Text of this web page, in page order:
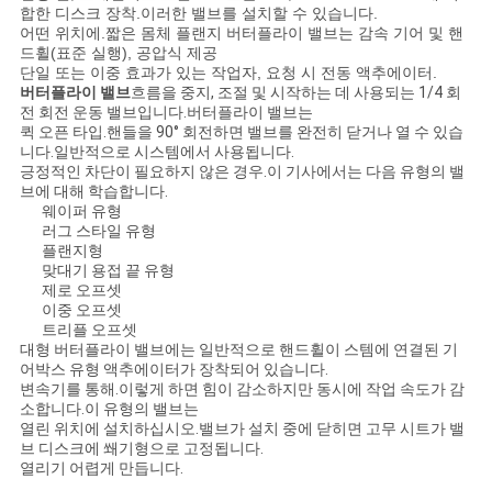
사
이
트
맵
PRIVACY
POLICY
합한 디스크 장착.이러한 밸브를 설치할 수 있습니다.
어떤 위치에.짧은 몸체 플랜지 버터플라이 밸브는 감속 기어 및 핸
드휠(표준 실행), 공압식 제공
단일 또는 이중 효과가 있는 작업자, 요청 시 전동 액추에이터.
버터플라이 밸브흐름을 중지, 조절 및 시작하는 데 사용되는 1/4 회
전 회전 운동 밸브입니다.버터플라이 밸브는
퀵 오픈 타입.핸들을 90° 회전하면 밸브를 완전히 닫거나 열 수 있습
니다.일반적으로 시스템에서 사용됩니다.
긍정적인 차단이 필요하지 않은 경우.이 기사에서는 다음 유형의 밸
브에 대해 학습합니다.
웨이퍼 유형
러그 스타일 유형
플랜지형
맞대기 용접 끝 유형
제로 오프셋
이중 오프셋
트리플 오프셋
대형 버터플라이 밸브에는 일반적으로 핸드휠이 스템에 연결된 기
어박스 유형 액추에이터가 장착되어 있습니다.
변속기를 통해.이렇게 하면 힘이 감소하지만 동시에 작업 속도가 감
소합니다.이 유형의 밸브는
열린 위치에 설치하십시오.밸브가 설치 중에 닫히면 고무 시트가 밸
브 디스크에 쐐기형으로 고정됩니다.
열리기 어렵게 만듭니다.